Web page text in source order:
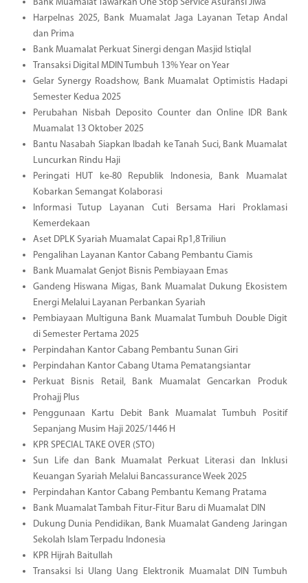
Bank Muamalat Tawarkan One Stop Service Asuransi Jiwa
Harpelnas 2025, Bank Muamalat Jaga Layanan Tetap Andal
dan Prima
Bank Muamalat Perkuat Sinergi dengan Masjid Istiqlal
Transaksi Digital MDIN Tumbuh 13% Year on Year
Gelar Synergy Roadshow, Bank Muamalat Optimistis Hadapi
Semester Kedua 2025
Perubahan Nisbah Deposito Counter dan Online IDR Bank
Muamalat 13 Oktober 2025
Bantu Nasabah Siapkan Ibadah ke Tanah Suci, Bank Muamalat
Luncurkan Rindu Haji
Peringati HUT ke-80 Republik Indonesia, Bank Muamalat
Kobarkan Semangat Kolaborasi
Informasi Tutup Layanan Cuti Bersama Hari Proklamasi
Kemerdekaan
Aset DPLK Syariah Muamalat Capai Rp1,8 Triliun
Pengalihan Layanan Kantor Cabang Pembantu Ciamis
Bank Muamalat Genjot Bisnis Pembiayaan Emas
Gandeng Hiswana Migas, Bank Muamalat Dukung Ekosistem
Energi Melalui Layanan Perbankan Syariah
Pembiayaan Multiguna Bank Muamalat Tumbuh Double Digit
di Semester Pertama 2025
Perpindahan Kantor Cabang Pembantu Sunan Giri
Perpindahan Kantor Cabang Utama Pematangsiantar
Perkuat Bisnis Retail, Bank Muamalat Gencarkan Produk
Prohajj Plus
Penggunaan Kartu Debit Bank Muamalat Tumbuh Positif
Sepanjang Musim Haji 2025/1446 H
KPR SPECIAL TAKE OVER (STO)
Sun Life dan Bank Muamalat Perkuat Literasi dan Inklusi
Keuangan Syariah Melalui Bancassurance Week 2025
Perpindahan Kantor Cabang Pembantu Kemang Pratama
Bank Muamalat Tambah Fitur-Fitur Baru di Muamalat DIN
Dukung Dunia Pendidikan, Bank Muamalat Gandeng Jaringan
Sekolah Islam Terpadu Indonesia
KPR Hijrah Baitullah
Transaksi Isi Ulang Uang Elektronik Muamalat DIN Tumbuh